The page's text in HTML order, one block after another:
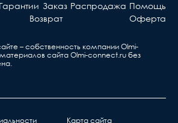
Гарантии Заказ Распродажа Помощь
Возврат Оферта
– собственность компании Olmi-
сайта Olmi-connect.ru без
Карта сайта